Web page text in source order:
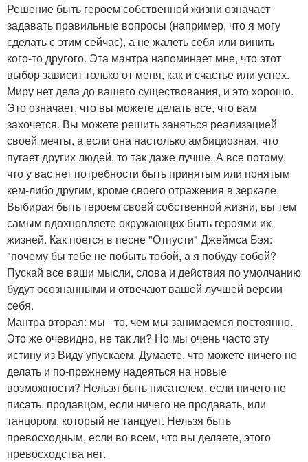
Решение быть героем собственной жизни означает
задавать правильные вопросы (например, что я могу
сделать с этим сейчас), а не жалеть себя или винить
кого-то другого. Эта мантра напоминает мне, что этот
выбор зависит только от меня, как и счастье или успех.
Миру нет дела до вашего существования, и это хорошо.
Это означает, что вы можете делать все, что вам
захочется. Вы можете решить заняться реализацией
своей мечты, а если она настолько амбициозная, что
пугает других людей, то так даже лучше. А все потому,
что у вас нет потребности быть принятым или понятым
кем-либо другим, кроме своего отражения в зеркале.
Выбирая быть героем своей собственной жизни, вы тем
самым вдохновляете окружающих быть героями их
жизней. Как поется в песне "Отпусти" Джеймса Бэя:
"почему бы тебе не побыть тобой, а я побуду собой?
Пускай все ваши мысли, слова и действия по умолчанию
будут осознанными и отвечают вашей лучшей версии
себя.
Мантра вторая: мы - то, чем мы занимаемся постоянно.
Это же очевидно, не так ли? Но мы очень часто эту
истину из Виду упускаем. Думаете, что можете ничего не
делать и по-прежнему надеяться на новые
возможности? Нельзя быть писателем, если ничего не
писать, продавцом, если ничего не продавать, или
танцором, который не танцует. Нельзя быть
превосходным, если во всем, что вы делаете, этого
превосходства нет.